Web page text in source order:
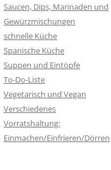
Saucen, Dips, Marinaden und
Gewürzmischungen
schnelle Küche
Spanische Küche
Suppen und Eintöpfe
To-Do-Liste
Vegetarisch und Vegan
Verschiedenes
Vorratshaltung:
Einmachen/Einfrieren/Dörren